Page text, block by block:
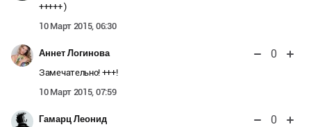
+++++ )
10 Март 2015, 06:30
Аннет Логинова 0
Замечательно! +++!
10 Март 2015, 07:59
Гамарц Леонид 0